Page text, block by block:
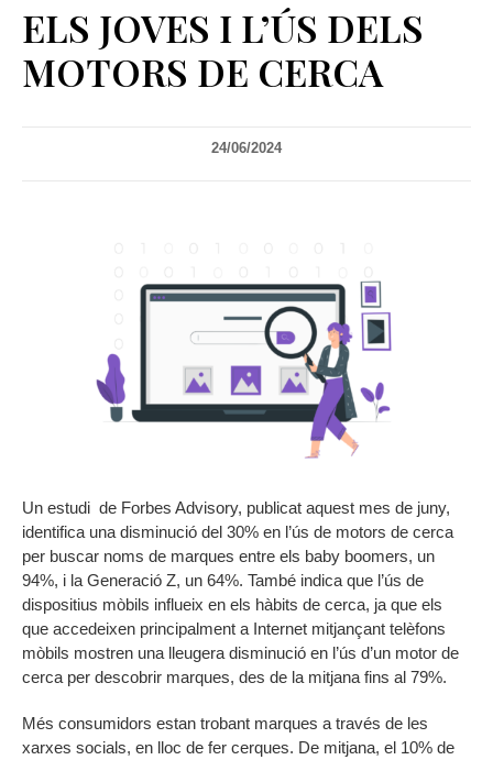
ELS JOVES I L’ÚS DELS
MOTORS DE CERCA
24/06/2024
Un estudi de Forbes Advisory, publicat aquest mes de juny,
identifica una disminució del 30% en l’ús de motors de cerca
per buscar noms de marques entre els baby boomers, un
94%, i la Generació Z, un 64%. També indica que l’ús de
dispositius mòbils influeix en els hàbits de cerca, ja que els
que accedeixen principalment a Internet mitjançant telèfons
mòbils mostren una lleugera disminució en l’ús d’un motor de
cerca per descobrir marques, des de la mitjana fins al 79%.
Més consumidors estan trobant marques a través de les
xarxes socials, en lloc de fer cerques. De mitjana, el 10% de